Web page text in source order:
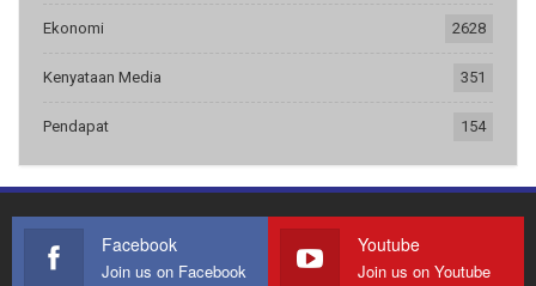
Ekonomi 2628
Kenyataan Media 351
Pendapat 154
Facebook
Join us on Facebook
Youtube
Join us on Youtube